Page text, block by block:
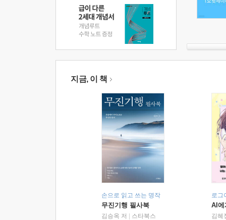
지금, 이 책
손으로 읽고 쓰는 명작
무진기행 필사북
김승옥 저
스타북스
로그
AI에
김혜